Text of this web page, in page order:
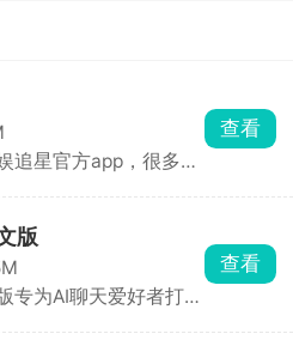
追星官方app，很多团
规专辑，还有演唱会
、立牌、杂志周边全部
不用担心买到假货。
分，能兑换限定周边、
查看
版
专为AI聊天爱好者打
查看